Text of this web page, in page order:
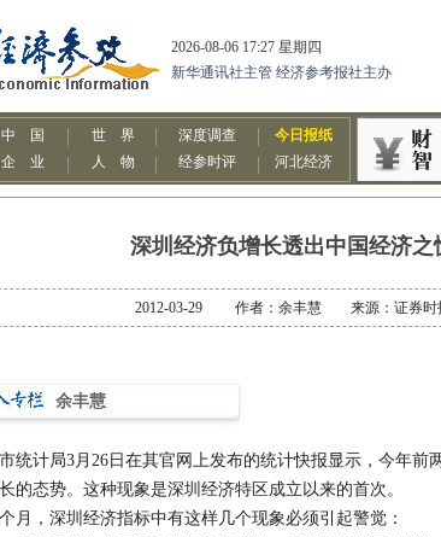
深圳经济负增长透出中国经济之
2012-03-29 作者：余丰慧 来源：证券时
余丰慧
计局3月26日在其官网上发布的统计快报显示，今年前
的态势。这种现象是深圳经济特区成立以来的首次。
，深圳经济指标中有这样几个现象必须引起警觉：